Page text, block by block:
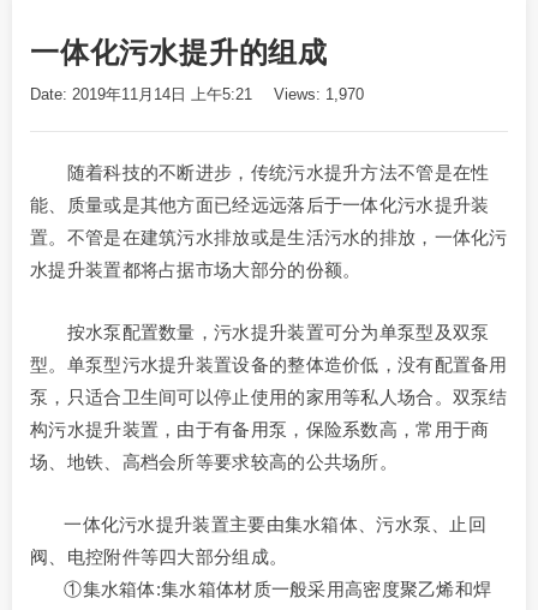
一体化污水提升的组成
Date: 2019年11月14日 上午5:21 Views: 1,970
随着科技的不断进步，传统污水提升方法不管是在性
能、质量或是其他方面已经远远落后于一体化污水提升装
置。不管是在建筑污水排放或是生活污水的排放，一体化污
水提升装置都将占据市场大部分的份额。
按水泵配置数量，污水提升装置可分为单泵型及双泵
型。单泵型污水提升装置设备的整体造价低，没有配置备用
泵，只适合卫生间可以停止使用的家用等私人场合。双泵结
构污水提升装置，由于有备用泵，保险系数高，常用于商
场、地铁、高档会所等要求较高的公共场所。
一体化污水提升装置主要由集水箱体、污水泵、止回
阀、电控附件等四大部分组成。
①集水箱体:集水箱体材质一般采用高密度聚乙烯和焊